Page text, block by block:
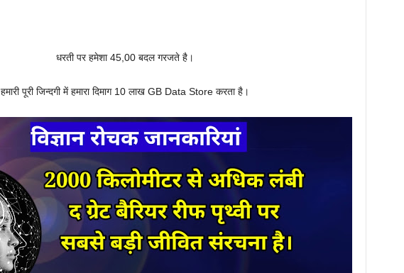
धरती पर हमेशा 45,00 बदल गरजते है।
हमारी पूरी जिन्दगी में हमारा दिमाग 10 लाख GB Data Store करता है।